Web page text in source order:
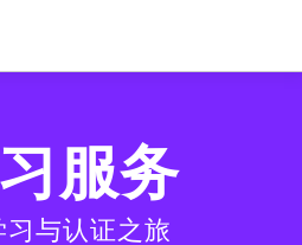
习服务
与认证之旅